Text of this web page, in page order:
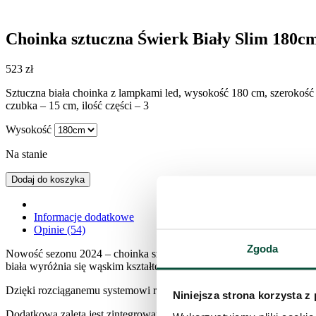
Zgoda
Niniejsza strona korzysta z
Choinka sztuczna Świerk Biały Slim
523 zł
Sztuczna biała choinka z lampkami led, wysokość 180 cm,
czubka – 15 cm, ilość części – 3
Wysokość
Na stanie
Dodaj do koszyka
Informacje dodatkowe
Opinie (54)
Nowość sezonu 2024 – choinka sztuczna tradycyjna Świerk Biały
biała wyróżnia się wąskim kształtem i gęstymi gałązkami
Dzięki rozciąganemu systemowi rozkładania choinka szybko